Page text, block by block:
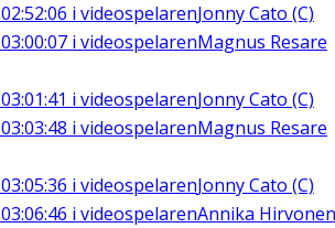
02:52:06 i videospelarenJonny Cato (C)
03:00:07 i videospelarenMagnus Resare
03:01:41 i videospelarenJonny Cato (C)
03:03:48 i videospelarenMagnus Resare
03:05:36 i videospelarenJonny Cato (C)
03:06:46 i videospelarenAnnika Hirvonen